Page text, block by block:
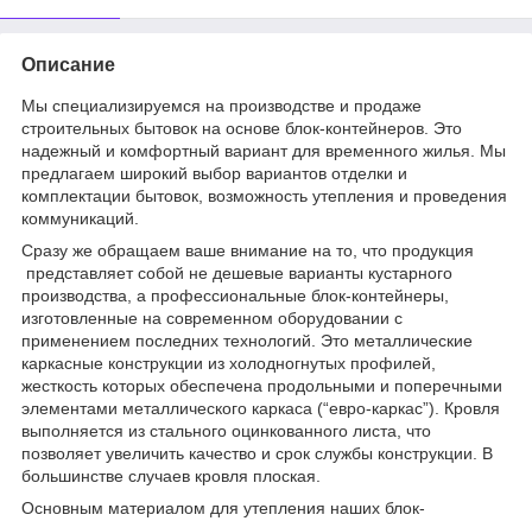
Описание
Мы специализируемся на производстве и продаже
строительных бытовок на основе блок-контейнеров. Это
надежный и комфортный вариант для временного жилья. Мы
предлагаем широкий выбор вариантов отделки и
комплектации бытовок, возможность утепления и проведения
коммуникаций.
Сразу же обращаем ваше внимание на то, что продукция
представляет собой не дешевые варианты кустарного
производства, а профессиональные блок-контейнеры,
изготовленные на современном оборудовании с
применением последних технологий. Это металлические
каркасные конструкции из холодногнутых профилей,
жесткость которых обеспечена продольными и поперечными
элементами металлического каркаса (“евро-каркас”). Кровля
выполняется из стального оцинкованного листа, что
позволяет увеличить качество и срок службы конструкции. В
большинстве случаев кровля плоская.
Основным материалом для утепления наших блок-